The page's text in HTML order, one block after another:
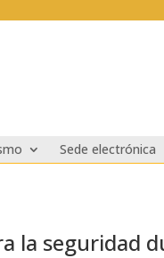
Sede electrónica
la seguridad